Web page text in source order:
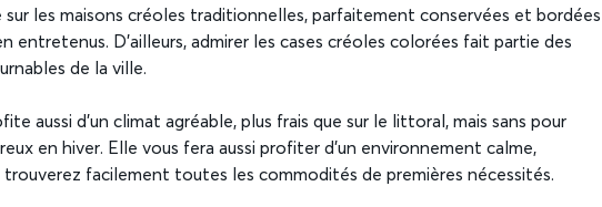
sur les maisons créoles traditionnelles, parfaitement conservées et bordées
entretenus. D’ailleurs, admirer les cases créoles colorées fait partie des
de la ville.
aussi d’un climat agréable, plus frais que sur le littoral, mais sans pour
en hiver. Elle vous fera aussi profiter d’un environnement calme,
trouverez facilement toutes les commodités de premières nécessités.